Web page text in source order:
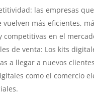
las empresas
vuelven más eficientes,
competitivas en el
de venta: Los kits
a llegar a nuevos
como el comercio